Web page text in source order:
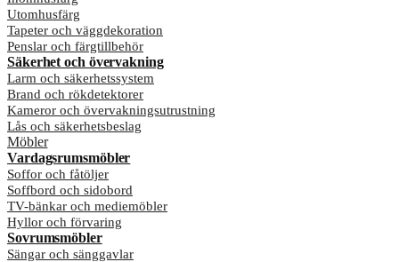
Utomhusfärg
Tapeter och väggdekoration
Penslar och färgtillbehör
Säkerhet och övervakning
Larm och säkerhetssystem
Brand och rökdetektorer
Kameror och övervakningsutrustning
Lås och säkerhetsbeslag
Möbler
Vardagsrumsmöbler
Soffor och fåtöljer
Soffbord och sidobord
TV-bänkar och mediemöbler
Hyllor och förvaring
Sovrumsmöbler
Sängar och sänggavlar